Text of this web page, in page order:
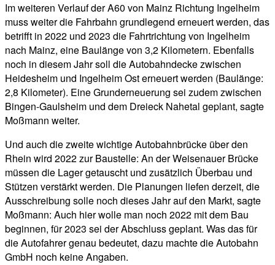
Im weiteren Verlauf der A60 von Mainz Richtung Ingelheim
muss weiter die Fahrbahn grundlegend erneuert werden, das
betrifft in 2022 und 2023 die Fahrtrichtung von Ingelheim
nach Mainz, eine Baulänge von 3,2 Kilometern. Ebenfalls
noch in diesem Jahr soll die Autobahndecke zwischen
Heidesheim und Ingelheim Ost erneuert werden (Baulänge:
2,8 Kilometer). Eine Grunderneuerung sei zudem zwischen
Bingen-Gaulsheim und dem Dreieck Nahetal geplant, sagte
Moßmann weiter.
Und auch die zweite wichtige Autobahnbrücke über den
Rhein wird 2022 zur Baustelle: An der Weisenauer Brücke
müssen die Lager getauscht und zusätzlich Überbau und
Stützen verstärkt werden. Die Planungen liefen derzeit, die
Ausschreibung solle noch dieses Jahr auf den Markt, sagte
Moßmann: Auch hier wolle man noch 2022 mit dem Bau
beginnen, für 2023 sei der Abschluss geplant. Was das für
die Autofahrer genau bedeutet, dazu machte die Autobahn
GmbH noch keine Angaben.